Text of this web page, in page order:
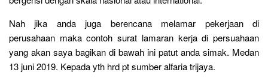
Nah jika anda juga berencana melamar pekerjaan di
perusahaan maka contoh surat lamaran kerja di persuahaan
yang akan saya bagikan di bawah ini patut anda simak. Medan
13 juni 2019. Kepada yth hrd pt sumber alfaria trijaya.